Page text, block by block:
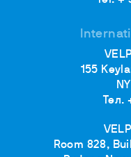
155
Тел.
Room 828,